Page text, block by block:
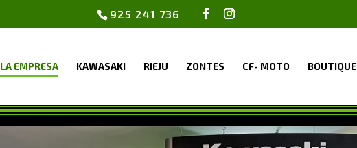
925 241 736
LA EMPRESA KAWASAKI RIEJU ZONTES CF- MOTO BOUTIQUE